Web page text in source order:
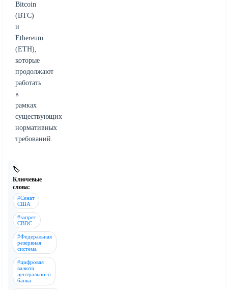
Bitcoin
(BTC)
и
Ethereum
(ETH),
которые
продолжают
работать
в
рамках
существующих
нормативных
требований.
🏷️
Ключевые
слова:
#Сенат
США
#запрет
CBDC
#Федеральная
резервная
система
#цифровая
валюта
центрального
банка